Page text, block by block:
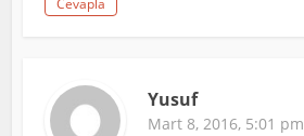
Cevapla
Yusuf
Mart 8, 2016, 5:01 pm